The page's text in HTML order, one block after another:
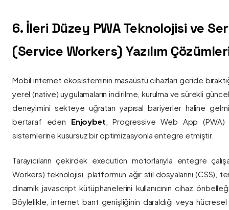
6. İleri Düzey PWA Teknolojisi ve
(Service Workers) Yazılım
Mobil internet ekosisteminin masaüstü cihazları geride
yerel (native) uygulamaların indirilme, kurulma ve sürekli
deneyimini sekteye uğratan yapısal bariyerler haline
bertaraf eden Enjoybet , Progressive Web App (PWA)
sistemlerine kusursuz bir optimizasyonla entegre etmiştir.
Tarayıcıların çekirdek execution motorlarıyla entegre
Workers) teknolojisi, platformun ağır stil dosyalarını (CSS),
dinamik javascript kütüphanelerini kullanıcının cihaz
Böylelikle, internet bant genişliğinin daraldığı veya